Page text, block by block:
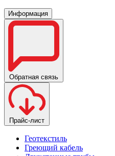
Информация
Обратная связь
Прайс-лист
Геотекстиль
Греющий кабель